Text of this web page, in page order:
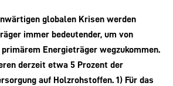
globalen Krisen werden
immer bedeutender, um von
Energieträger wegzukommen.
derzeit etwa 5 Prozent der
auf Holzrohstoffen. 1) Für das